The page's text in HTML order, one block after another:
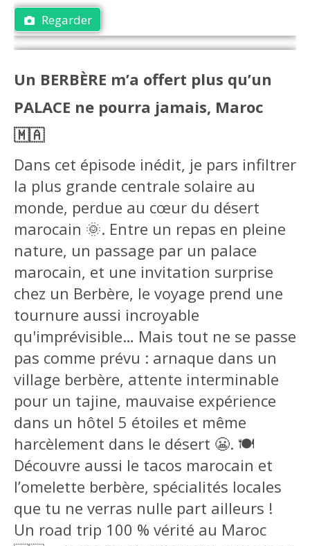
Regarder
Un BERBÈRE m’a offert plus qu’un
PALACE ne pourra jamais, Maroc
🇲🇦
Dans cet épisode inédit, je pars infiltrer
la plus grande centrale solaire au
monde, perdue au cœur du désert
marocain 🌞. Entre un repas en pleine
nature, un passage par un palace
marocain, et une invitation surprise
chez un Berbère, le voyage prend une
tournure aussi incroyable
qu'imprévisible… Mais tout ne se passe
pas comme prévu : arnaque dans un
village berbère, attente interminable
pour un tajine, mauvaise expérience
dans un hôtel 5 étoiles et même
harcèlement dans le désert 😬. 🍽️
Découvre aussi le tacos marocain et
l’omelette berbère, spécialités locales
que tu ne verras nulle part ailleurs !
Un road trip 100 % vérité au Maroc